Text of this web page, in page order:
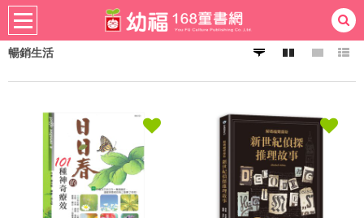
熱門：
3D立體書繪本讀本最強王
暢銷生活